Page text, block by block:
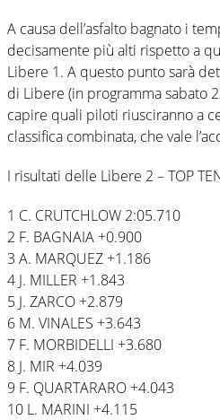
A causa dell’asfalto bagnato i
decisamente più alti rispetto a
Libere 1. A questo punto sarà
di Libere (in programma sabato
capire quali piloti riusciranno a
classifica combinata, che vale
I risultati delle Libere 2 – TOP
1 C. CRUTCHLOW 2:05.710
2 F. BAGNAIA +0.900
3 A. MARQUEZ +1.186
4 J. MILLER +1.843
5 J. ZARCO +2.879
6 M. VINALES +3.643
7 F. MORBIDELLI +3.680
8 J. MIR +4.039
9 F. QUARTARARO +4.043
10 L. MARINI +4.115